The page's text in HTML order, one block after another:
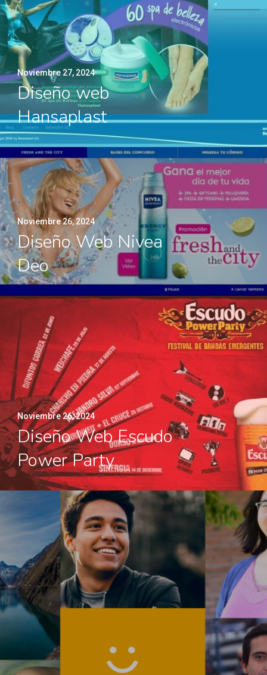
Noviembre 27, 2024
Diseño web
Hansaplast
Noviembre 26, 2024
Diseño Web Nivea
Deo
Noviembre 26, 2024
Diseño Web Escudo
Power Party